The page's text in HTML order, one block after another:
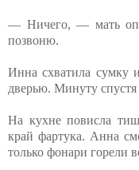
— Ничего, — мать
позвоню.
Инна схватила сумку
дверью. Минуту спустя
На кухне повисла
край фартука. Анна
только фонари горели